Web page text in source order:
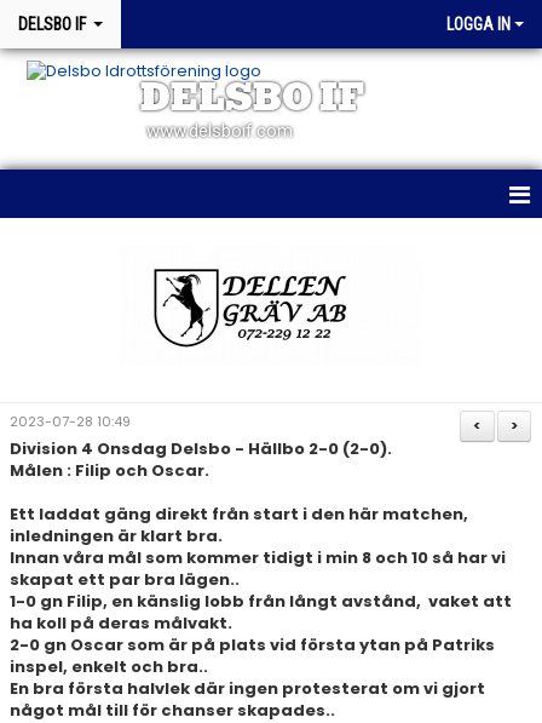
DELSBO IF LOGGA IN
DELSBO IF
www.delsboif.com
MATCHER
WEBSHOP
SPONSORER
STÖTTA DIF
KONTAKT
>
<
2023-07-28 10:49
Division 4 Onsdag Delsbo - Hällbo 2-0 (2-0).
Målen : Filip och Oscar.
Ett laddat gäng direkt från start i den här matchen,
inledningen är klart bra.
Innan våra mål som kommer tidigt i min 8 och 10 så har vi
skapat ett par bra lägen..
1-0 gn Filip, en känslig lobb från långt avstånd, vaket att
ha koll på deras målvakt.
2-0 gn Oscar som är på plats vid första ytan på Patriks
inspel, enkelt och bra..
En bra första halvlek där ingen protesterat om vi gjort
något mål till för chanser skapades..